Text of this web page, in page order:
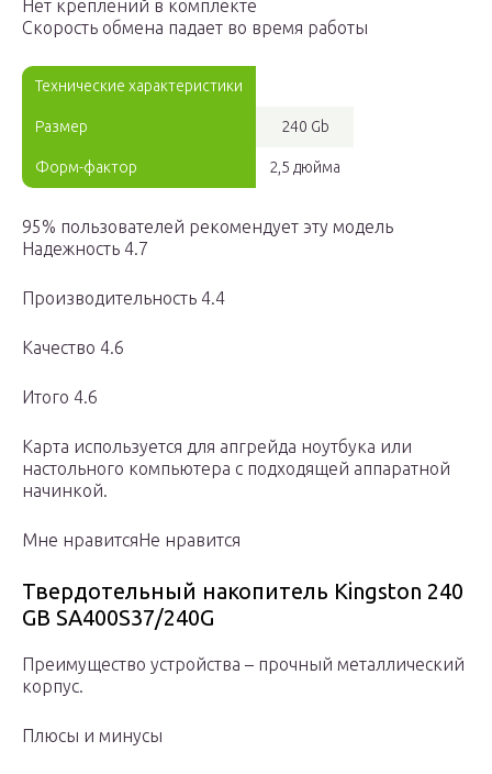
Нет креплений в комплекте
Скорость обмена падает во время работы
Технические характеристики
Размер 240 Gb
Форм-фактор 2,5 дюйма
95% пользователей рекомендует эту модель
Надежность 4.7
Производительность 4.4
Качество 4.6
Итого 4.6
Карта используется для апгрейда ноутбука или
настольного компьютера с подходящей аппаратной
начинкой.
Мне нравитсяНе нравится
Твердотельный накопитель Kingston 240
GB SA400S37/240G
Преимущество устройства – прочный металлический
корпус.
Плюсы и минусы